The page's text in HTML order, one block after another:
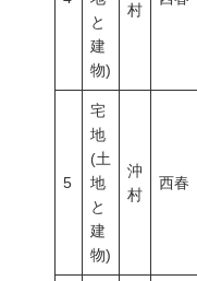
と
建
物)
村
5
宅
地
(土
地
と
建
物)
沖
村
西春